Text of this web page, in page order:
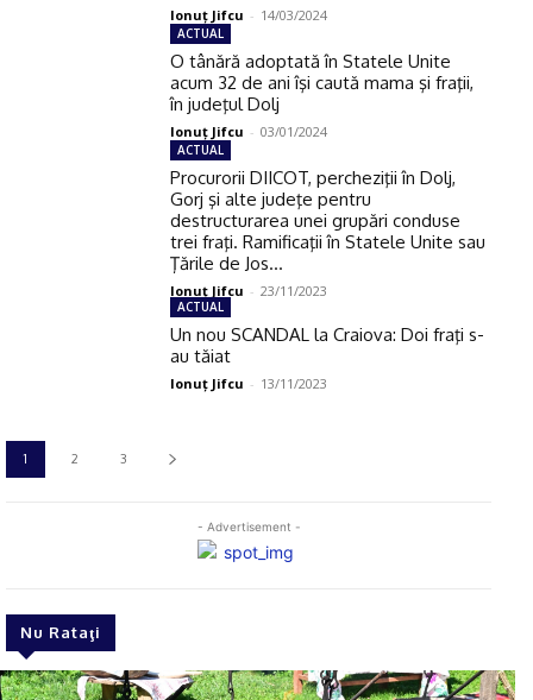
- Advertisement -
Nu Rataţi
Ionuţ Jifcu - 14/03/2024
ACTUAL
O tânără adoptată în Statele Unite
acum 32 de ani îşi caută mama şi fraţii,
în judeţul Dolj
Ionuţ Jifcu - 03/01/2024
ACTUAL
Procurorii DIICOT, percheziţii în Dolj,
Gorj şi alte judeţe pentru
destructurarea unei grupări conduse
trei fraţi. Ramificaţii în Statele Unite sau
Ţările de Jos...
Ionuţ Jifcu - 23/11/2023
ACTUAL
Un nou SCANDAL la Craiova: Doi fraţi s-
au tăiat
Ionuţ Jifcu - 13/11/2023
1 2 3